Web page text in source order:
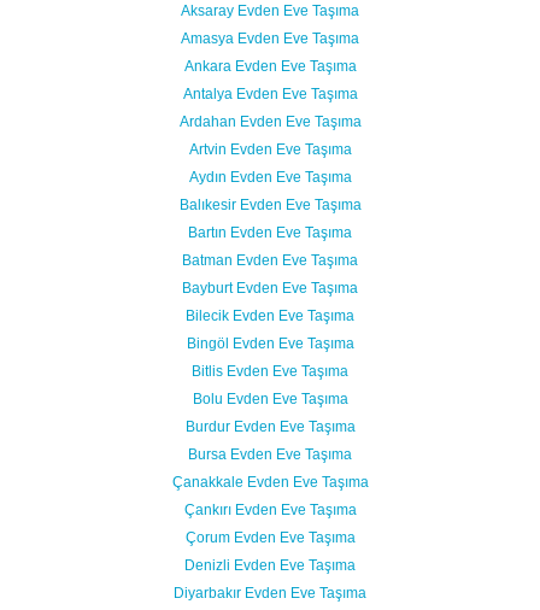
Aksaray Evden Eve Taşıma
Amasya Evden Eve Taşıma
Ankara Evden Eve Taşıma
Antalya Evden Eve Taşıma
Ardahan Evden Eve Taşıma
Artvin Evden Eve Taşıma
Aydın Evden Eve Taşıma
Balıkesir Evden Eve Taşıma
Bartın Evden Eve Taşıma
Batman Evden Eve Taşıma
Bayburt Evden Eve Taşıma
Bilecik Evden Eve Taşıma
Bingöl Evden Eve Taşıma
Bitlis Evden Eve Taşıma
Bolu Evden Eve Taşıma
Burdur Evden Eve Taşıma
Bursa Evden Eve Taşıma
Çanakkale Evden Eve Taşıma
Çankırı Evden Eve Taşıma
Çorum Evden Eve Taşıma
Denizli Evden Eve Taşıma
Diyarbakır Evden Eve Taşıma